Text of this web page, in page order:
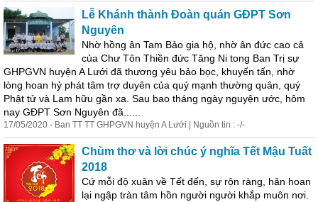
Lễ Khánh thành Đoàn quán GĐPT Sơn
Nguyên
Nhờ hồng ân Tam Bảo gia hộ, nhờ ân đức cao cả
của Chư Tôn Thiền đức Tăng Ni tong Ban Trị sự
GHPGVN huyện A Lưới đã thương yêu bảo bọc, khuyến tấn, nhờ
lòng hoan hỷ phát tâm trợ duyên của quý mạnh thường quân, quý
Phật tử và Lam hữu gần xa. Sau bao tháng ngày nguyện ước , hôm
nay GĐPT Sơn Nguyên đã......
17/05/2020 - Ban TT TT GHPGVN huyện A Lưới | Nguồn tin : -/-
Chùm thơ và lời chúc ý nghĩa Tết Mậu Tuất
2018
Cứ mỗi độ xuân về Tết đến, sự rộn ràng, hân hoan
lại ngập tràn tâm hồn người người khắp muôn nơi.